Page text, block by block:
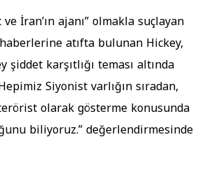
İran’ın ajanı” olmakla suçlayan
atıfta bulunan Hickey,
şiddet karşıtlığı teması altında
Siyonist varlığın sıradan,
olarak gösterme konusunda
biliyoruz.” değerlendirmesinde